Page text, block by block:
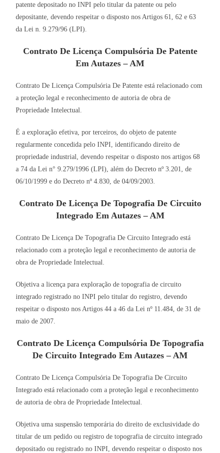
patente depositado no INPI pelo titular da patente ou pelo
depositante, devendo respeitar o disposto nos Artigos 61, 62 e 63
da Lei n. 9.279/96 (LPI).
Contrato De Licença Compulsória De Patente
Em Autazes – AM
Contrato De Licença Compulsória De Patente está relacionado com
a proteção legal e reconhecimento de autoria de obra de
Propriedade Intelectual.
É a exploração efetiva, por terceiros, do objeto de patente
regularmente concedida pelo INPI, identificando direito de
propriedade industrial, devendo respeitar o disposto nos artigos 68
a 74 da Lei n° 9.279/1996 (LPI), além do Decreto nº 3.201, de
06/10/1999 e do Decreto nº 4.830, de 04/09/2003.
Contrato De Licença De Topografia De Circuito
Integrado Em Autazes – AM
Contrato De Licença De Topografia De Circuito Integrado está
relacionado com a proteção legal e reconhecimento de autoria de
obra de Propriedade Intelectual.
Objetiva a licença para exploração de topografia de circuito
integrado registrado no INPI pelo titular do registro, devendo
respeitar o disposto nos Artigos 44 a 46 da Lei nº 11.484, de 31 de
maio de 2007.
Contrato De Licença Compulsória De Topografia
De Circuito Integrado Em Autazes – AM
Contrato De Licença Compulsória De Topografia De Circuito
Integrado está relacionado com a proteção legal e reconhecimento
de autoria de obra de Propriedade Intelectual.
Objetiva uma suspensão temporária do direito de exclusividade do
titular de um pedido ou registro de topografia de circuito integrado
depositado ou registrado no INPI, devendo respeitar o disposto nos